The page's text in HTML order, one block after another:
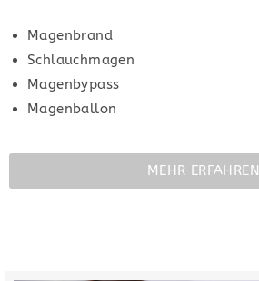
Magenbrand
Schlauchmagen
Magenbypass
Magenballon
MEHR ERFAHREN